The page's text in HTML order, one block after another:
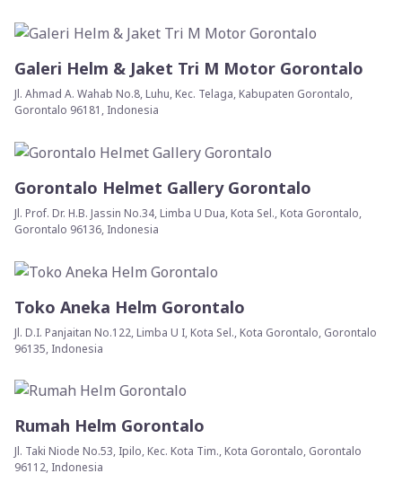
Galeri Helm & Jaket Tri M Motor Gorontalo
Jl. Ahmad A. Wahab No.8, Luhu, Kec. Telaga, Kabupaten Gorontalo,
Gorontalo 96181, Indonesia
Gorontalo Helmet Gallery Gorontalo
Jl. Prof. Dr. H.B. Jassin No.34, Limba U Dua, Kota Sel., Kota Gorontalo,
Gorontalo 96136, Indonesia
Toko Aneka Helm Gorontalo
Jl. D.I. Panjaitan No.122, Limba U I, Kota Sel., Kota Gorontalo, Gorontalo
96135, Indonesia
Rumah Helm Gorontalo
Jl. Taki Niode No.53, Ipilo, Kec. Kota Tim., Kota Gorontalo, Gorontalo
96112, Indonesia